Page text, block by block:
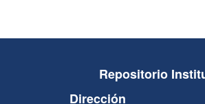
Repositorio
Dirección